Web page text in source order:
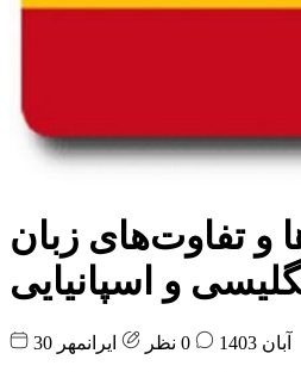
و تفاوت‌های زبان
و اسپانیایی
30 آبان 1403 ایرانمهر